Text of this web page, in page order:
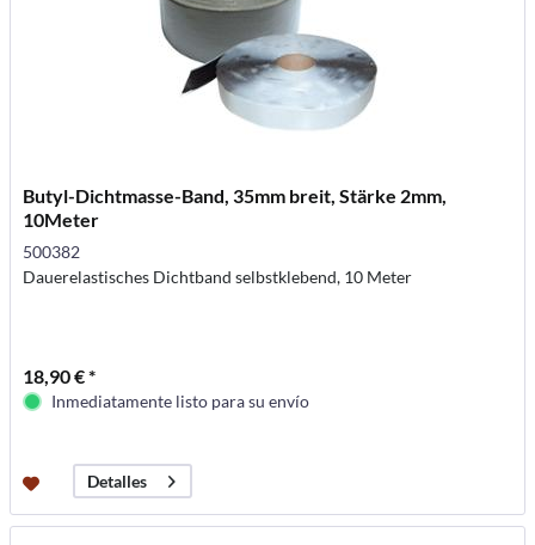
Butyl-Dichtmasse-Band, 35mm breit, Stärke 2mm,
10Meter
500382
Dauerelastisches Dichtband selbstklebend, 10 Meter
18,90 € *
Inmediatamente listo para su envío
Detalles